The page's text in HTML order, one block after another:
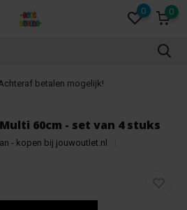
0 0
betalen mogelijk!
60cm - set van 4 stuks
- kopen bij jouwoutlet.nl